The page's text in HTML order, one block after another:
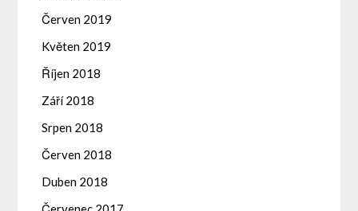
Červen 2019
Květen 2019
Říjen 2018
Září 2018
Srpen 2018
Červen 2018
Duben 2018